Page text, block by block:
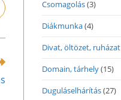
Csomagolás(3)
Diákmunka(4)
Divat, öltözet, ruházat
Domain, tárhely(15)
Duguláselhárítás(27)